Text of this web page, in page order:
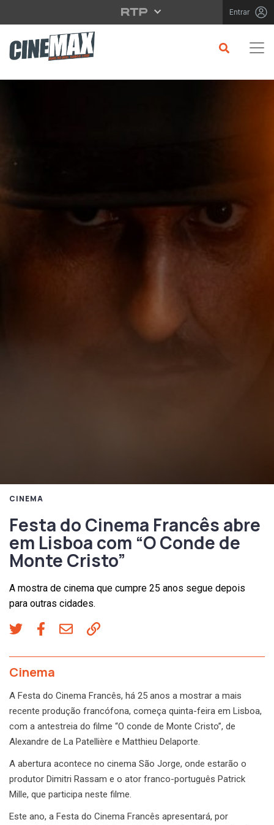
Saltar para o conteúdo principal Entrar
CINEMA
Festa do Cinema Francês abre
em Lisboa com “O Conde de
Monte Cristo”
A mostra de cinema que cumpre 25 anos segue depois
para outras cidades.
Cinema
A Festa do Cinema Francês, há 25 anos a mostrar a mais
recente produção francófona, começa quinta-feira em Lisboa,
com a antestreia do filme “O conde de Monte Cristo”, de
Alexandre de La Patellière e Matthieu Delaporte.
A abertura acontece no cinema São Jorge, onde estarão o
produtor Dimitri Rassam e o ator franco-português Patrick
Mille, que participa neste filme.
Este ano, a Festa do Cinema Francês apresentará, por